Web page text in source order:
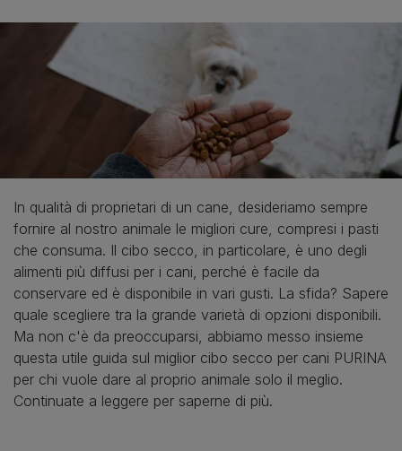
In qualità di proprietari di un cane, desideriamo sempre
fornire al nostro animale le migliori cure, compresi i pasti
che consuma. Il cibo secco, in particolare, è uno degli
alimenti più diffusi per i cani, perché è facile da
conservare ed è disponibile in vari gusti. La sfida? Sapere
quale scegliere tra la grande varietà di opzioni disponibili.
Ma non c'è da preoccuparsi, abbiamo messo insieme
questa utile guida sul miglior cibo secco per cani PURINA
per chi vuole dare al proprio animale solo il meglio.
Continuate a leggere per saperne di più.